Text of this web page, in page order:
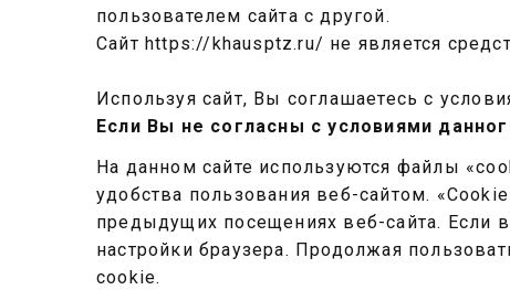
пользователем сайта с другой.
Сайт https://khausptz.ru/ не является
Используя сайт, Вы соглашаетесь с
Если Вы не согласны с условиями
На данном сайте используются файлы
удобства пользования веб-сайтом.
предыдущих посещениях веб-сайта. Если
настройки браузера. Продолжая
cookie.